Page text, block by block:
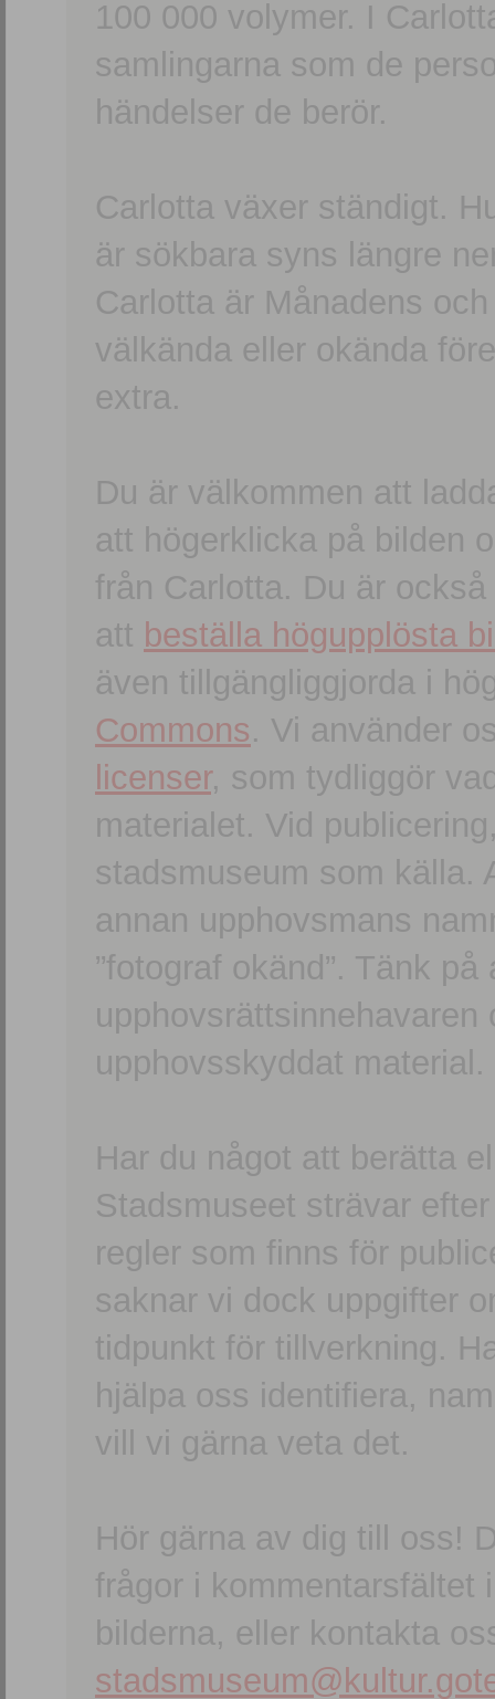
100 000 volymer. I
samlingarna som de
händelser de berör.
Carlotta växer ständigt.
är sökbara syns längre
Carlotta är Månadens
välkända eller okända
extra.
Du är välkommen att
att högerklicka på bilden
från Carlotta. Du är
att beställa högupplösta
även tillgängliggjorda i
Commons. Vi använder
licenser, som tydliggör
materialet. Vid
stadsmuseum som källa.
annan upphovsmans
”fotograf okänd”. Tänk
upphovsskyddat material.
Har du något att berätta
Stadsmuseet strävar
regler som finns för
saknar vi dock uppgifter
tidpunkt för tillverkning.
hjälpa oss identifiera,
vill vi gärna veta det.
Hör gärna av dig till oss!
frågor i kommentarsfältet
bilderna, eller kontakta